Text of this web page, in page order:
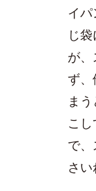
イ
じ
が
ず、
ま
こ
で
さい